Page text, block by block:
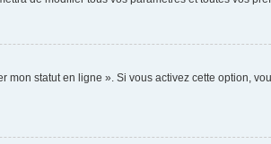
statut en ligne ». Si vous activez cette option,